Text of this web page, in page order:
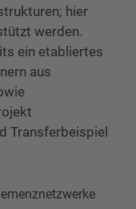
hier
werden.
ein etabliertes
aus
Transferbeispiel